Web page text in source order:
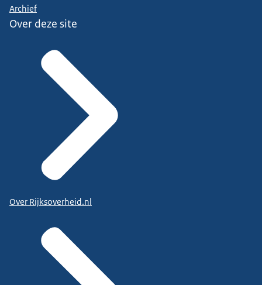
Archief
Over deze site
Over Rijksoverheid.nl